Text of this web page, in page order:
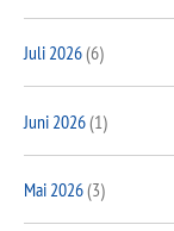
Juli 2026(6)
Juni 2026(1)
Mai 2026(3)